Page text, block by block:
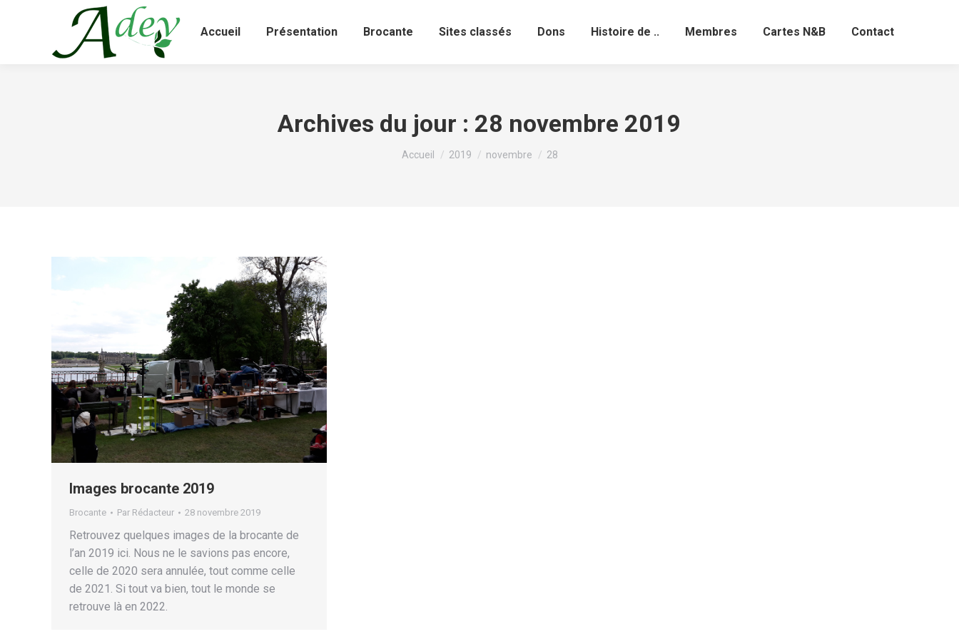
Accueil Présentation Brocante Sites classés Dons Histoire de .. Membres Cartes N&B Contact
Archives du jour : 28 novembre 2019
Vous êtes ici :
Accueil 2019 novembre 28
Images brocante 2019
Brocante Par Rédacteur 28 novembre 2019
Retrouvez quelques images de la brocante de
l’an 2019 ici. Nous ne le savions pas encore,
celle de 2020 sera annulée, tout comme celle
de 2021. Si tout va bien, tout le monde se
retrouve là en 2022.